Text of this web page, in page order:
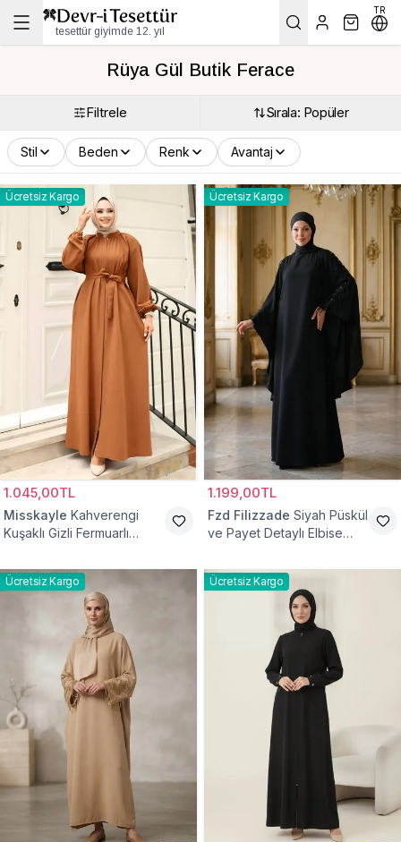
tesettür giyimde 12. yıl
TR
Rüya Gül Butik Ferace
Filtrele Sırala: Popüler
Stil Beden Renk Avantaj
Ücretsiz Kargo
1.045,00TL
Misskayle Kahverengi
Kuşaklı Gizli Fermuarlı
Ücretsiz Kargo
1.199,00TL
Fzd Filizzade Siyah Püskül
ve Payet Detaylı Elbise
Ücretsiz Kargo Ücretsiz Kargo